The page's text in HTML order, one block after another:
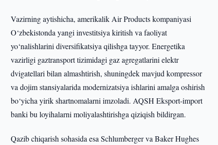
Vazirning aytishicha, amerikalik Air Products kompaniyasi
O‘zbekistonda yangi investitsiya kiritish va faoliyat
yo‘nalishlarini diversifikatsiya qilishga tayyor. Energetika
vazirligi gaztransport tizimidagi gaz agregatlarini elektr
dvigatellari bilan almashtirish, shuningdek mavjud kompressor
va dojim stansiyalarida modernizatsiya ishlarini amalga oshirish
bo‘yicha yirik shartnomalarni imzoladi. AQSH Eksport-import
banki bu loyihalarni moliyalashtirishga qiziqish bildirgan.
Qazib chiqarish sohasida esa Schlumberger va Baker Hughes